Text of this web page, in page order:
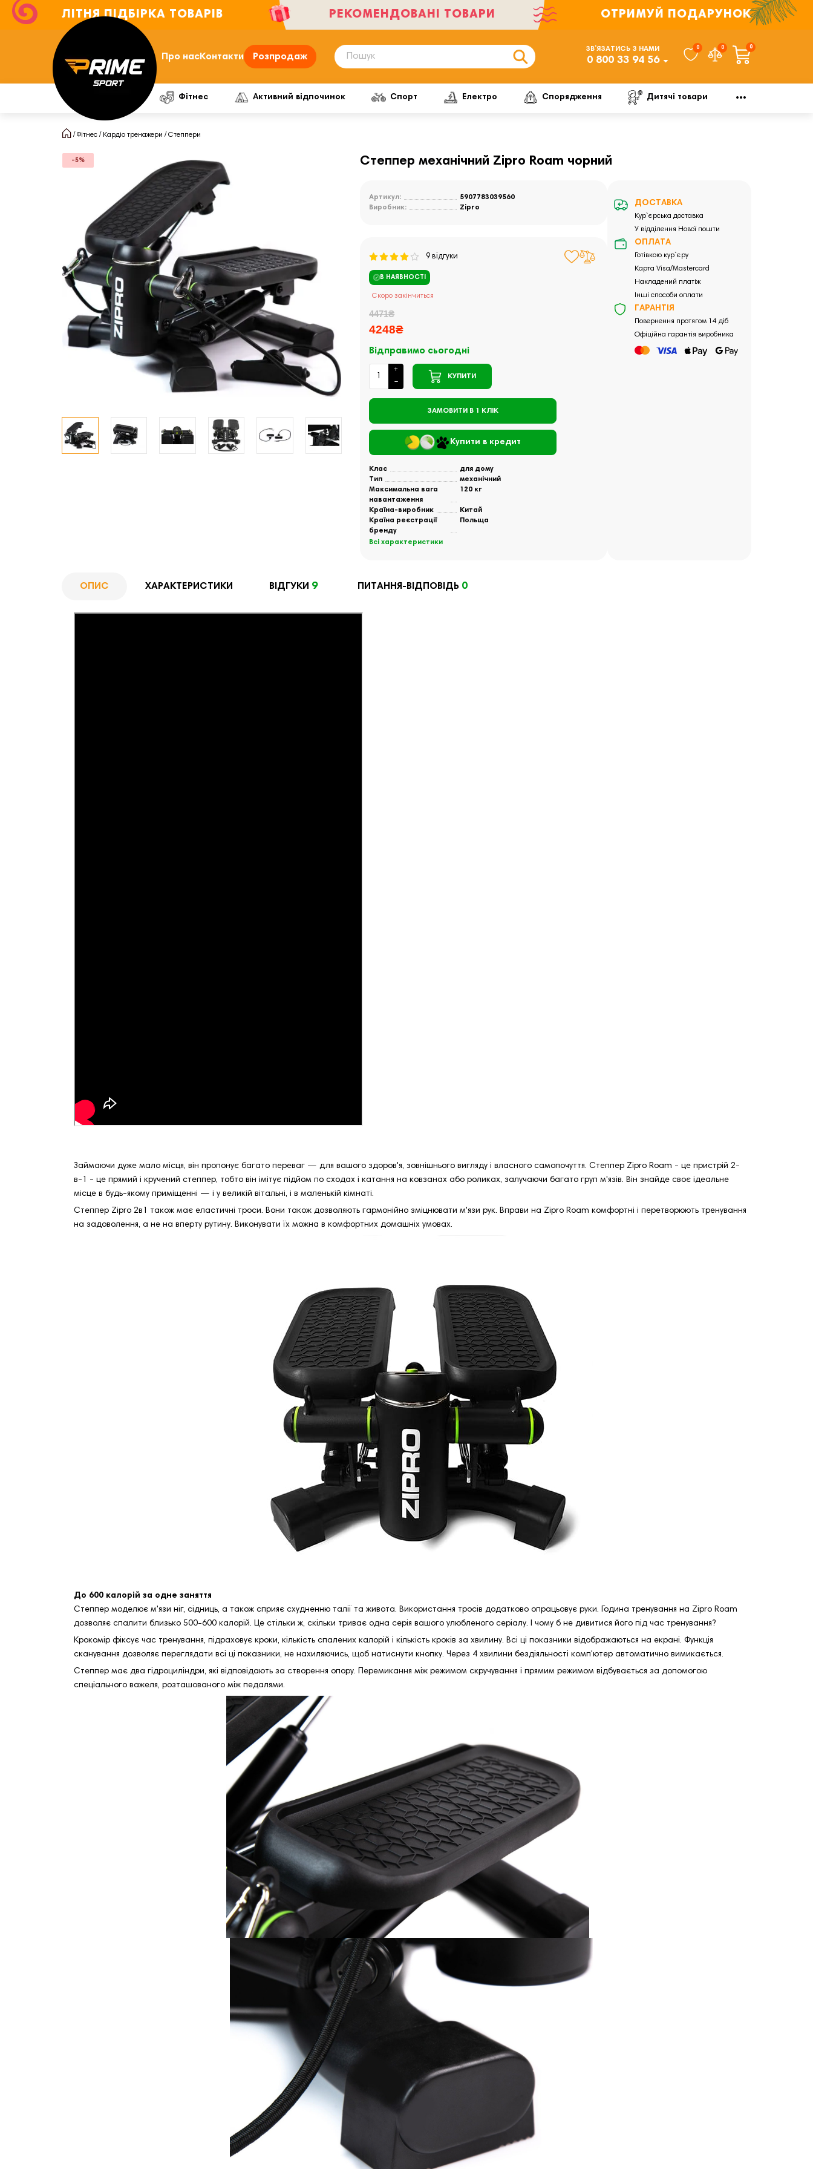
ЛІТНЯ ПІДБІРКА ТОВАРІВ РЕКОМЕНДОВАНІ ТОВАРИ ОТРИМУЙ ПОДАРУНОК
Про насКонтакти Розпродаж
ЗВ’ЯЗАТИСЬ З НАМИ
0 800 33 94 56
0 0 0
Фітнес Активний відпочинок Спорт Електро Спорядження Дитячі товари
Фітнес Кардіо тренажери Степпери
-5% Степпер механічний Zipro Roam чорний
Артикул:
5907783039560
Виробник:
Zipro
9 відгуки
В НАЯВНОСТІ
Скоро закінчиться
4471₴
4248₴
Відправимо сьогодні
КУПИТИ
ЗАМОВИТИ В 1 КЛІК
Купити в кредит
Клас
для дому
Тип
механічний
Максимальна вага
навантаження
120 кг
Країна-виробник
Китай
Країна реєстрації
бренду
Польща
Всі характеристики
ДОСТАВКА
Кур`єрська доставка
У відділення Нової пошти
ОПЛАТА
Готівкою кур`єру
Карта Visa/Mastercard
Накладений платіж
Інші способи оплати
ГАРАНТІЯ
Повернення протягом 14 діб
Офіційна гарантія виробника
ОПИС ХАРАКТЕРИСТИКИ ВІДГУКИ 9 ПИТАННЯ-ВІДПОВІДЬ 0
Займаючи дуже мало місця, він пропонує багато переваг — для вашого здоров'я, зовнішнього вигляду і власного самопочуття. Степпер Zipro Roam - це пристрій 2-
в-1 - це прямий і кручений степпер, тобто він імітує підйом по сходах і катання на ковзанах або роликах, залучаючи багато груп м'язів. Він знайде своє ідеальне
місце в будь-якому приміщенні — і у великій вітальні, і в маленькій кімнаті.
Степпер Zipro 2в1 також має еластичні троси. Вони також дозволяють гармонійно зміцнювати м'язи рук. Вправи на Zipro Roam комфортні і перетворюють тренування
на задоволення, а не на вперту рутину. Виконувати їх можна в комфортних домашніх умовах.
До 600 калорій за одне заняття
Степпер моделює м'язи ніг, сідниць, а також сприяє схудненню талії та живота. Використання тросів додатково опрацьовує руки. Година тренування на Zipro Roam
дозволяє спалити близько 500-600 калорій. Це стільки ж, скільки триває одна серія вашого улюбленого серіалу. І чому б не дивитися його під час тренування?
Крокомір фіксує час тренування, підраховує кроки, кількість спалених калорій і кількість кроків за хвилину. Всі ці показники відображаються на екрані. Функція
сканування дозволяє переглядати всі ці показники, не нахиляючись, щоб натиснути кнопку. Через 4 хвилини бездіяльності комп'ютер автоматично вимикається.
Степпер має два гідроциліндри, які відповідають за створення опору. Перемикання між режимом скручування і прямим режимом відбувається за допомогою
спеціального важеля, розташованого між педалями.